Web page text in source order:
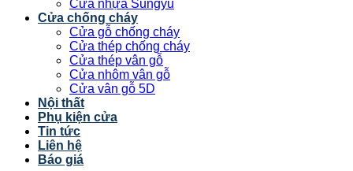
Cửa nhựa Sungyu
Cửa chống cháy
Cửa gỗ chống cháy
Cửa thép chống cháy
Cửa thép vân gỗ
Cửa nhôm vân gỗ
Cửa vân gỗ 5D
Nội thất
Phụ kiện cửa
Tin tức
Liên hệ
Báo giá